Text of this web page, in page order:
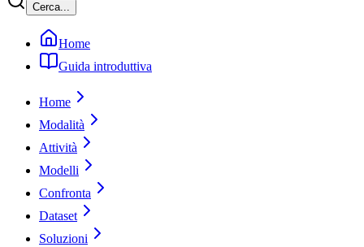
Cerca...
Home
Guida introduttiva
Home
Modalità
Attività
Modelli
Confronta
Dataset
Soluzioni